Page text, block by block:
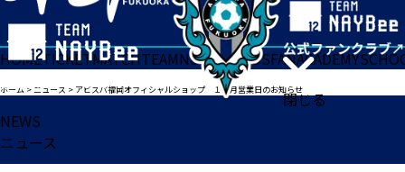
閉じる
HOMETICKETMATCHTEAMNEWSGOODSFANACADEMY
ホーム >ニュース > アビスパ福岡オフィシャルショップ １２月営業日のお知らせ
NEWS
ニュース